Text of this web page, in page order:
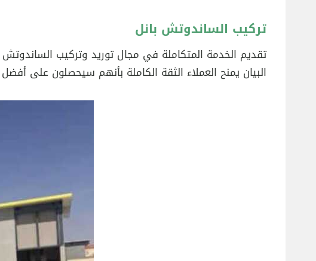
تركيب الساندوتش بانل
تقديم الخدمة المتكاملة في مجال توريد وتركيب
البيان يمنح العملاء الثقة الكاملة بأنهم سيحصلون على